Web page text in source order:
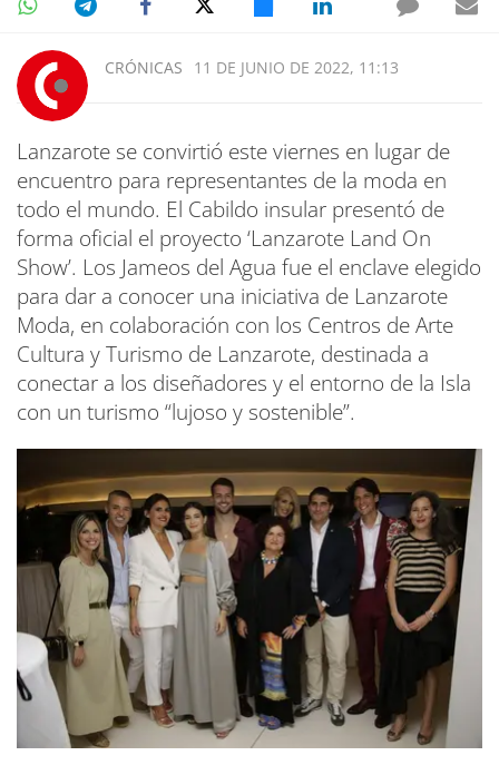
CRÓNICAS 11 DE JUNIO DE 2022, 11:13
Lanzarote se convirtió este viernes en lugar de
encuentro para representantes de la moda en
todo el mundo. El Cabildo insular presentó de
forma oficial el proyecto ‘Lanzarote Land On
Show’. Los Jameos del Agua fue el enclave elegido
para dar a conocer una iniciativa de Lanzarote
Moda, en colaboración con los Centros de Arte
Cultura y Turismo de Lanzarote, destinada a
conectar a los diseñadores y el entorno de la Isla
con un turismo “lujoso y sostenible”.